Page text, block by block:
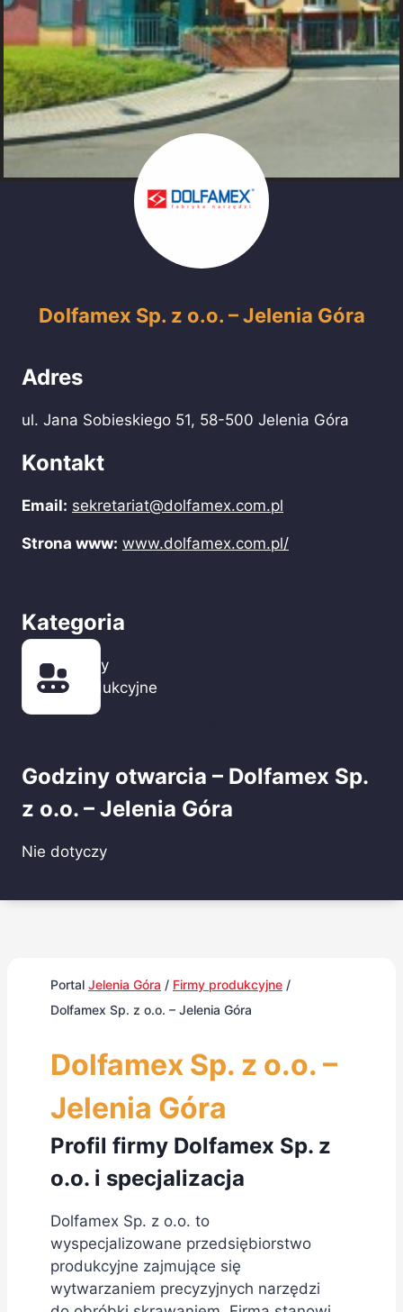
Dolfamex Sp. z o.o. – Jelenia Góra
Adres
ul. Jana Sobieskiego 51, 58-500 Jelenia Góra
Kontakt
Email: sekretariat@dolfamex.com.pl
Strona www: www.dolfamex.com.pl/
Kategoria
Firmy
produkcyjne
Godziny otwarcia – Dolfamex Sp.
z o.o. – Jelenia Góra
Nie dotyczy
Portal Jelenia Góra / Firmy produkcyjne /
Dolfamex Sp. z o.o. – Jelenia Góra
Dolfamex Sp. z o.o. –
Jelenia Góra
Profil firmy Dolfamex Sp. z
o.o. i specjalizacja
Dolfamex Sp. z o.o. to
wyspecjalizowane przedsiębiorstwo
produkcyjne zajmujące się
wytwarzaniem precyzyjnych narzędzi